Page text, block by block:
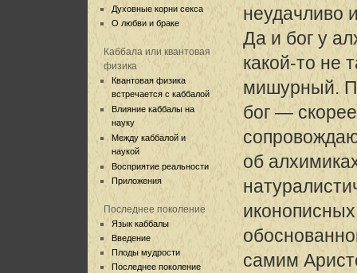
Духовные корни секса
О любви и браке
Каббала или квантовая
физика
Квантовая физика
встречается с каббалой
Влияние каббалы на
науку
Между каббалой и
наукой
Восприятие реальности
Приложения
Последнее поколение
Язык каббалы
Введение
Плоды мудрости
Последнее поколение
неудачливо
Да и бог у
какой-то не
мишурный.
бог —
об
самим